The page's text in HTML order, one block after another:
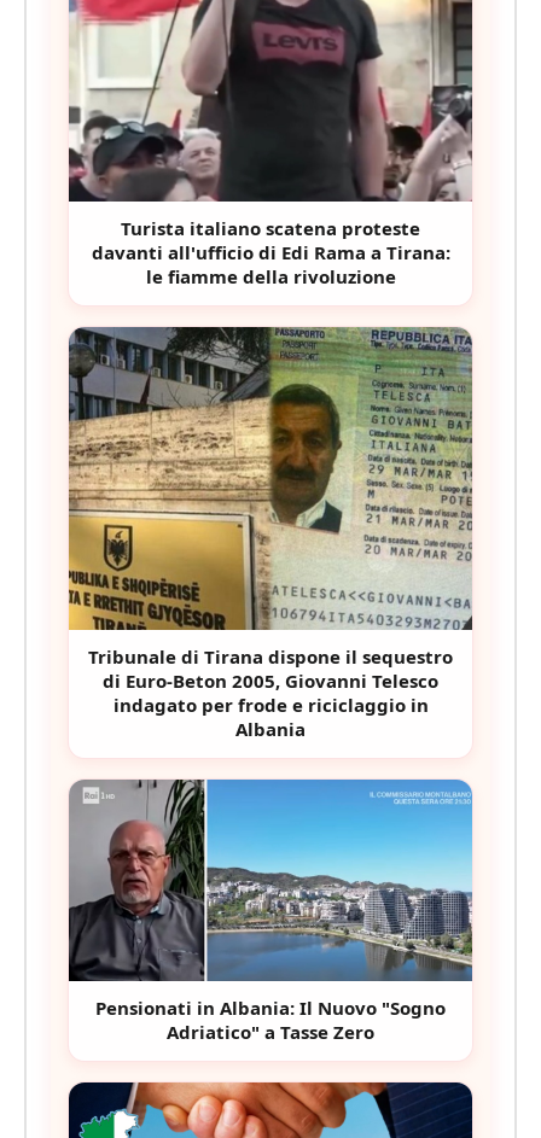
Turista italiano scatena proteste
davanti all'ufficio di Edi Rama a Tirana:
le fiamme della rivoluzione
Tribunale di Tirana dispone il sequestro
di Euro-Beton 2005, Giovanni Telesco
indagato per frode e riciclaggio in
Albania
Pensionati in Albania: Il Nuovo "Sogno
Adriatico" a Tasse Zero